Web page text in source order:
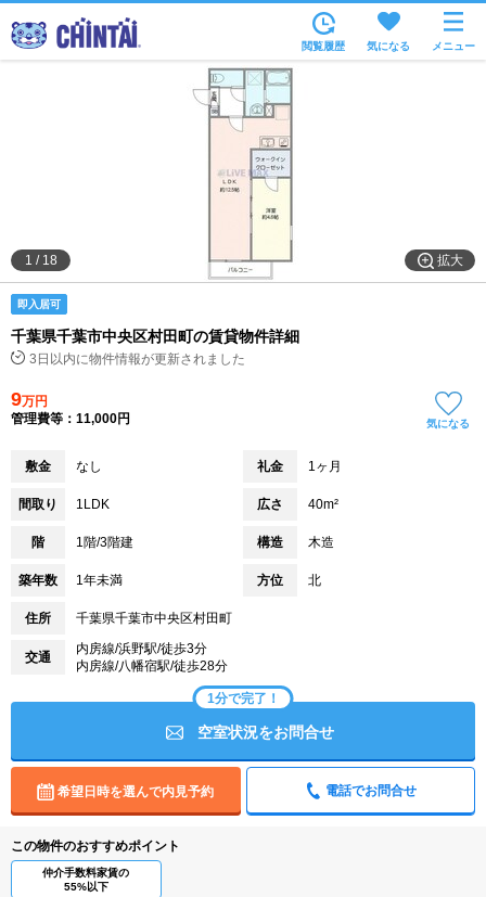
沿線・駅から
住所から
家賃相場から
通勤通学時間から
物件特集から
不動産会社から
閲覧履歴 気になる メニュー
拡大
1 / 18
即入居可
千葉県千葉市中央区村田町の賃貸物件詳細
3日以内に物件情報が更新されました
9万円
管理費等：11,000円
気になる
敷金 なし 礼金 1ヶ月
間取り 1LDK 広さ 40m²
階 1階/3階建 構造 木造
築年数 1年未満 方位 北
住所 千葉県千葉市中央区村田町
交通
内房線/浜野駅/徒歩3分
内房線/八幡宿駅/徒歩28分
1分で完了！
空室状況をお問合せ
希望日時を選んで内見予約 電話でお問合せ
この物件のおすすめポイント
仲介手数料家賃の
55%以下